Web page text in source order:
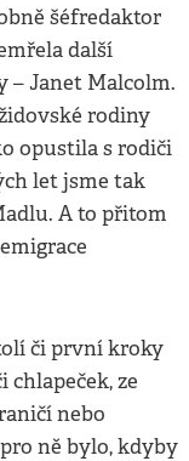
šéfredaktor
další
– Janet Malcolm.
rodiny
opustila s rodiči
let jsme tak
A to přitom
či první kroky
chlapeček, ze
nebo
ně bylo, kdyby